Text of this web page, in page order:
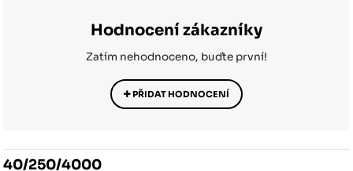
Hodnocení zákazníky
Zatím nehodnoceno, buďte první!
PŘIDAT HODNOCENÍ
40/250/4000